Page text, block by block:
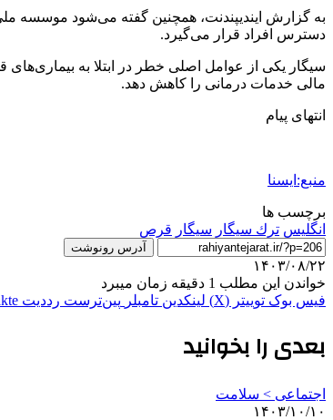
دسترس افراد قرار می‌گیرد.
سیگار یکی از عوامل اصلی خطر در ابتلا به
مالی خدمات درمانی را کاهش دهد.
انتهای پیام
منبع:ایسنا
برچسب ها
انگليس ترك سيگار سيگار قرص
آدرس رونوشت
۱۴۰۳/۰۸/۲۲
خواندن این مطلب 1 دقیقه زمان میبرد
فیس بوک توییتر (X) لینکدین ‫تامبلر ‫پین‌ترست ‫رددیت
بعدی را بخوانید
اجتماعی > سلامت
۱۴۰۳/۱۰/۱۰